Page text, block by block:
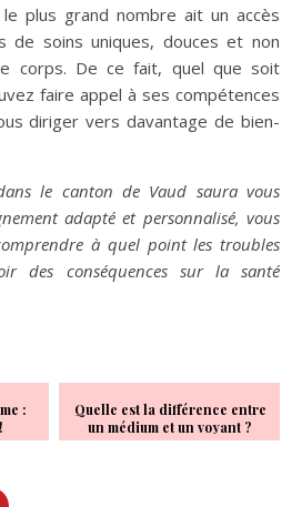
plus grand nombre ait un accès
de soins uniques, douces et non
corps. De ce fait, quel que soit
faire appel à ses compétences
diriger vers davantage de bien-
le canton de Vaud saura vous
adapté et personnalisé, vous
à quel point les troubles
des conséquences sur la santé
:
Quelle est la différence entre
un médium et un voyant ?